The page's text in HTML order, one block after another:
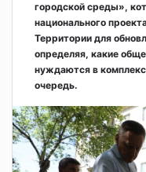
городской среды»,
национального
Территории для
определяя, какие
нуждаются в
очередь.